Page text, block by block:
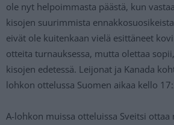
ole nyt helpoimmasta päästä, kun
kisojen suurimmista
eivät ole kuitenkaan vielä esittäneet
otteita turnauksessa, mutta olettaa
kisojen edetessä. Leijonat ja Kanada
lohkon ottelussa Suomen aikaa kello
A-lohkon muissa otteluissa Sveitsi ottaa